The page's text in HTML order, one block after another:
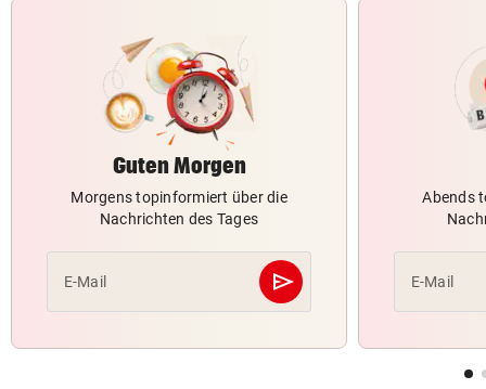
Guten Morgen
Morgens topinformiert über die
Nachrichten des Tages
E-Mail send
Abschicken
Abends
E-Mail